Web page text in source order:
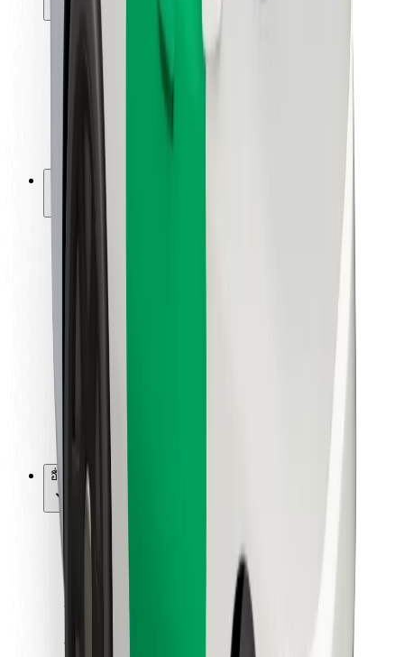
ตำแหน่ง
ทางแก้ปัญหาภายในเมือง
สนามบิน
แท่นชาร์จของ Bolt
การสนับสนุน
สำหรับผู้โดยสาร
สำหรับคนขับ
สำหรับพนักงานส่งของ
Bolt Food
สำหรับเจ้าของฟลีท
สำหรับร้านอาหาร
Bolt for Business
อื่น ๆ